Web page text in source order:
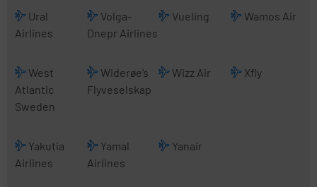
Ural
Airlines
Volga-
Dnepr Airlines
Vueling Wamos Air
West
Atlantic
Sweden
Widerøe’s
Flyveselskap
Wizz Air Xfly
Yakutia
Airlines
Yamal
Airlines
Yanair